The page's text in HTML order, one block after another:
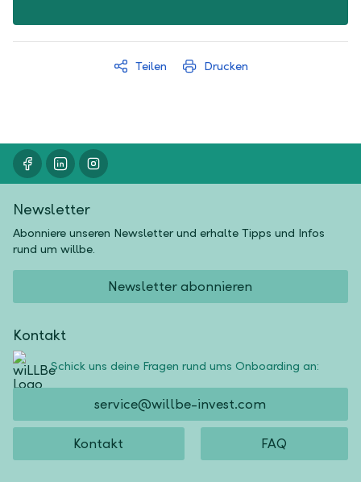
Teilen Drucken
Newsletter
Abonniere unseren Newsletter und erhalte Tipps und Infos
rund um willbe.
Newsletter abonnieren
Kontakt
Schick uns deine Fragen rund ums Onboarding an:
service@willbe-invest.com
Kontakt FAQ